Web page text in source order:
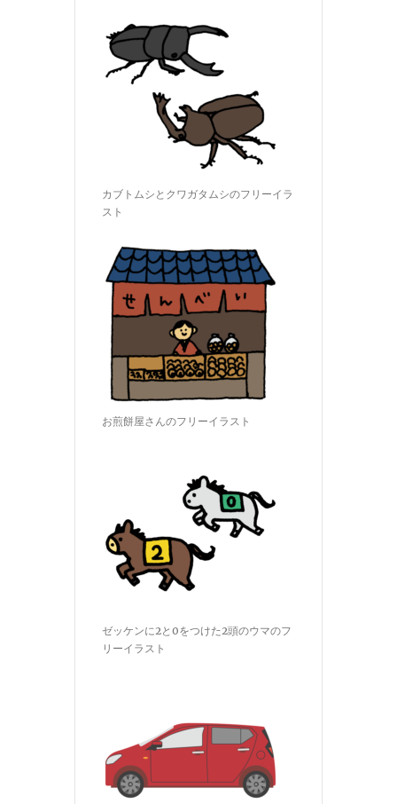
カブトムシとクワガタムシのフリーイラ
スト
お煎餅屋さんのフリーイラスト
ゼッケンに2と0をつけた2頭のウマのフ
リーイラスト